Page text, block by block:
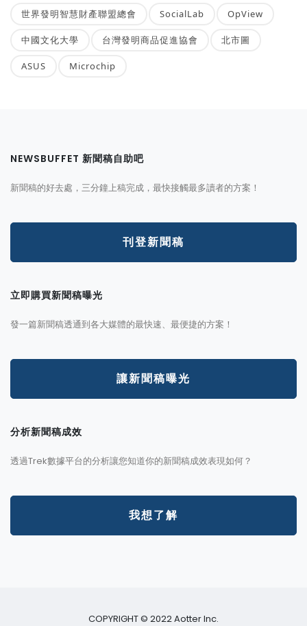
世界發明智慧財產聯盟總會 SocialLab OpView
中國文化大學 台灣發明商品促進協會 北市圖
ASUS Microchip
NEWSBUFFET 新聞稿自助吧
新聞稿的好去處，三分鐘上稿完成，最快接觸最多讀者的方案！
刊登新聞稿
立即購買新聞稿曝光
發一篇新聞稿透通到各大媒體的最快速、最便捷的方案！
讓新聞稿曝光
分析新聞稿成效
透過Trek數據平台的分析讓您知道你的新聞稿成效表現如何？
我想了解
COPYRIGHT © 2022 Aotter Inc.